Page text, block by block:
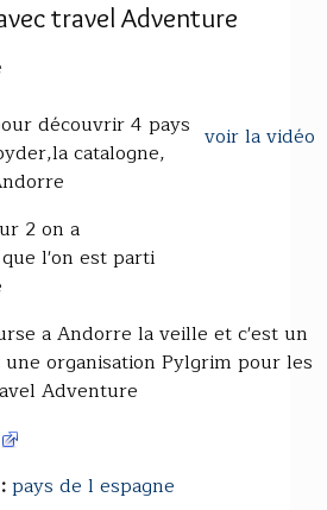
travel Adventure
voir la vidéo
découvrir 4 pays
catalogne,
2 on a
l'on est parti
a Andorre la veille et c'est un
organisation Pylgrim pour les
Adventure
pays de l espagne